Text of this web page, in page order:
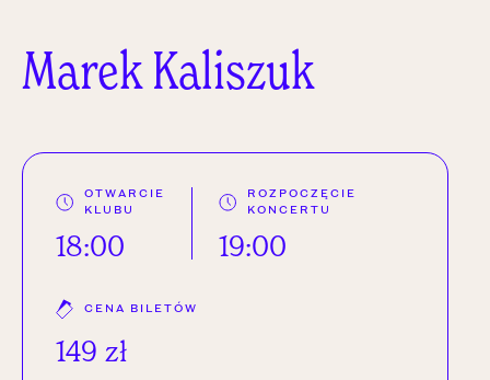
MarekKaliszuk
OTWARCIE
KLUBU
18:00
ROZPOCZĘCIE
KONCERTU
19:00
CENA BILETÓW
149 zł